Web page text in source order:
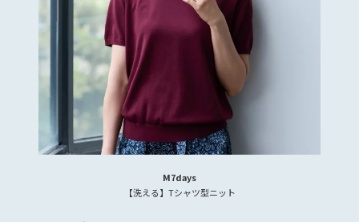
M7days
【洗える】Tシャツ型ニット